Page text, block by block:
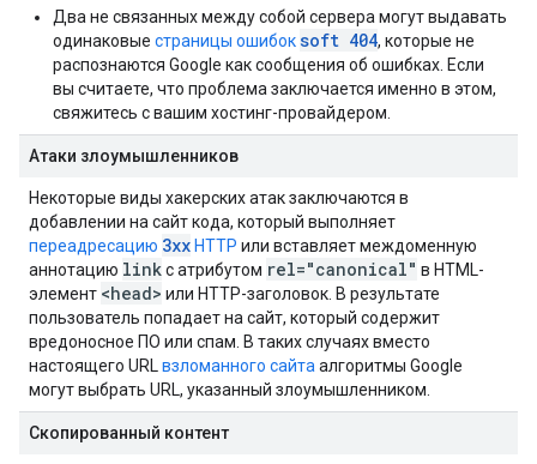
Два не связанных между собой сервера могут выдавать
одинаковые страницы ошибокsoft 404, которые не
распознаются Google как сообщения об ошибках. Если
вы считаете, что проблема заключается именно в этом,
свяжитесь с вашим хостинг-провайдером.
Атаки злоумышленников
Некоторые виды хакерских атак заключаются в
добавлении на сайт кода, который выполняет
переадресацию 3xx HTTP или вставляет междоменную
аннотацию linkс атрибутом rel="canonical" в HTML-
элемент <head> или HTTP-заголовок. В результате
пользователь попадает на сайт, который содержит
вредоносное ПО или спам. В таких случаях вместо
настоящего URL взломанного сайта алгоритмы Google
могут выбрать URL, указанный злоумышленником.
Скопированный контент